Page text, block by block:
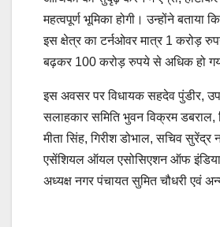
महत्वपूर्ण भूमिका होगी। उन्होंने बताया
इस क्षेत्र का टर्नओवर मात्र 1 करोड़
बढ़कर 100 करोड़ रुपये से अधिक हो
इस अवसर पर विधायक सहदेव पुंडीर,
सलाहकार समिति भुवन विक्रम डबराल,
मीता सिंह, गिरीश डोभाल, सचिव सुरेंद्र
एसेंशियल ऑयल एसोसिएशन ऑफ
अध्यक्ष नगर पंचायत सुमित चौधरी एवं